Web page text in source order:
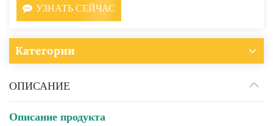
УЗНАТЬ СЕЙЧАС
Категории
ОПИСАНИЕ
Описание продукта